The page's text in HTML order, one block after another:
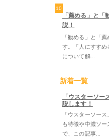
10
「薦める」と
説！
「勧める」と「
す。「人にすすめ
について解...
新着一覧
「ウスターソ
説します！
「ウスターソー
も特徴や中濃ソ
で、この記事...